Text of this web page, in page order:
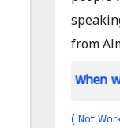
from
When we meet
( Not